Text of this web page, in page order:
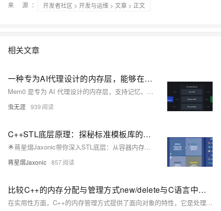
来 源：
开发者社区 > 开发与运维 > 文章 > 正文
相关文章
一种专为AI代理设计的内存层，能够在交互过程中记忆、学习和进化
Mem0 是专为 AI 代理设计的内存层，支持记忆、学习与进化。提供多种记忆类型，可快速集成，适用于开源与托管场景，助力 AI 代理高效交互与成长。
虫无涯 939
C++STL底层原理：探秘标准模板库的内部机制
🌟蒋星熠Jaxonic带你深入STL底层：从容器内存管理到红黑树、哈希表，剖析迭代器、算法与分配器核心机制，揭秘C++标准库的高效设计哲学与性能优化实践。
蒋星熠Jaxonic 857
比较C++的内存分配与管理方式new/delete与C语言中的malloc/realloc/calloc/free。
在实用性方面，C++的内存管理方式提供了面向对象的特性，它是处理构造和析构、需要类型安全和异常处理的首选方案。而C语言的内存管理函数适用于简单的内存分配，例如分配原始内存块或复杂性较低的数据结构，没有构造和析构的要求。当从C迁移到C++，或在C++中使用C代码时，了解两种内存管理方式的差异非常重要。